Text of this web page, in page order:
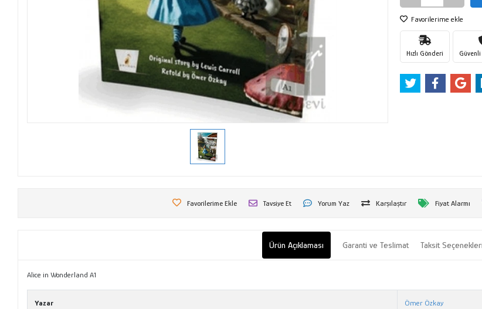
Favorilerime ekle
Hızlı Gönderi Güvenli
Favorilerime Ekle Tavsiye Et Yorum Yaz Karşılaştır Fiyat Alarmı
Ürün Açıklaması Garanti ve Teslimat Taksit Seçenekleri
Alice in Wonderland A1
Yazar Ömer Özkay